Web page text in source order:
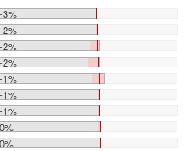
3%
2%
2%
2%
1%
1%
1%